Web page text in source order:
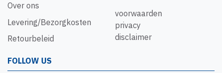
Over ons
Levering/Bezorgkosten
Retourbeleid
voorwaarden
privacy
disclaimer
FOLLOW US